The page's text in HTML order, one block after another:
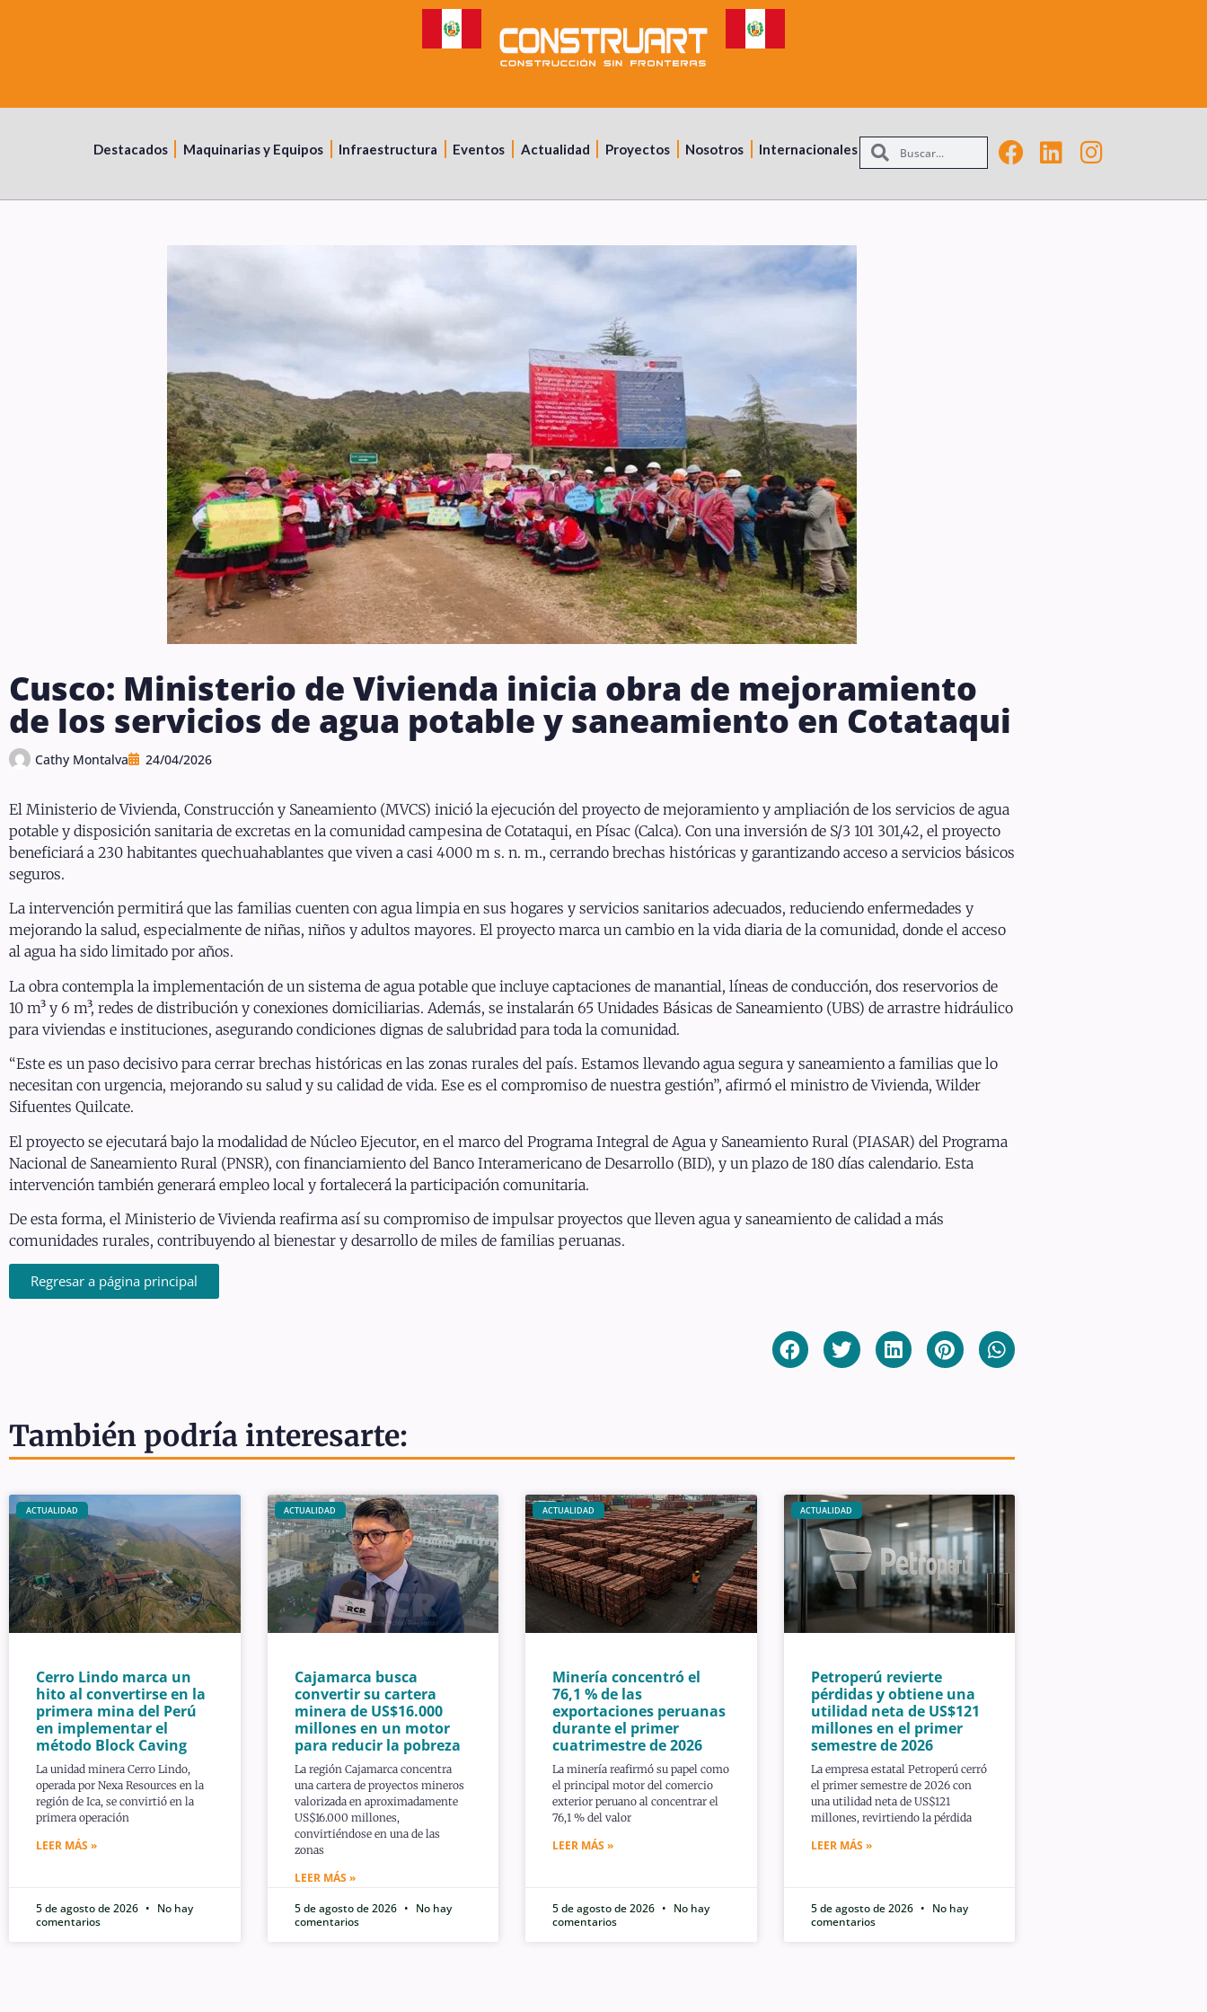
Destacados Maquinarias y Equipos Infraestructura Eventos Actualidad Proyectos Nosotros Internacionales
Cusco: Ministerio de Vivienda inicia obra de mejoramiento
de los servicios de agua potable y saneamiento en Cotataqui
Cathy Montalva 24/04/2026
El Ministerio de Vivienda, Construcción y Saneamiento (MVCS) inició la ejecución del proyecto de mejoramiento y ampliación de los servicios de agua
potable y disposición sanitaria de excretas en la comunidad campesina de Cotataqui, en Písac (Calca). Con una inversión de S/3 101 301,42, el proyecto
beneficiará a 230 habitantes quechuahablantes que viven a casi 4000 m s. n. m., cerrando brechas históricas y garantizando acceso a servicios básicos
seguros.
La intervención permitirá que las familias cuenten con agua limpia en sus hogares y servicios sanitarios adecuados, reduciendo enfermedades y
mejorando la salud, especialmente de niñas, niños y adultos mayores. El proyecto marca un cambio en la vida diaria de la comunidad, donde el acceso
al agua ha sido limitado por años.
La obra contempla la implementación de un sistema de agua potable que incluye captaciones de manantial, líneas de conducción, dos reservorios de
10 m³ y 6 m³, redes de distribución y conexiones domiciliarias. Además, se instalarán 65 Unidades Básicas de Saneamiento (UBS) de arrastre hidráulico
para viviendas e instituciones, asegurando condiciones dignas de salubridad para toda la comunidad.
“Este es un paso decisivo para cerrar brechas históricas en las zonas rurales del país. Estamos llevando agua segura y saneamiento a familias que lo
necesitan con urgencia, mejorando su salud y su calidad de vida. Ese es el compromiso de nuestra gestión”, afirmó el ministro de Vivienda, Wilder
Sifuentes Quilcate.
El proyecto se ejecutará bajo la modalidad de Núcleo Ejecutor, en el marco del Programa Integral de Agua y Saneamiento Rural (PIASAR) del Programa
Nacional de Saneamiento Rural (PNSR), con financiamiento del Banco Interamericano de Desarrollo (BID), y un plazo de 180 días calendario. Esta
intervención también generará empleo local y fortalecerá la participación comunitaria.
De esta forma, el Ministerio de Vivienda reafirma así su compromiso de impulsar proyectos que lleven agua y saneamiento de calidad a más
comunidades rurales, contribuyendo al bienestar y desarrollo de miles de familias peruanas.
Regresar a página principal
También podría interesarte:
ACTUALIDAD
Cerro Lindo marca un
hito al convertirse en la
primera mina del Perú
en implementar el
método Block Caving
La unidad minera Cerro Lindo,
operada por Nexa Resources en la
región de Ica, se convirtió en la
primera operación
LEER MÁS »
5 de agosto de 2026
No hay
comentarios
ACTUALIDAD
Cajamarca busca
convertir su cartera
minera de US$16.000
millones en un motor
para reducir la pobreza
La región Cajamarca concentra
una cartera de proyectos mineros
valorizada en aproximadamente
US$16.000 millones,
convirtiéndose en una de las
zonas
LEER MÁS »
5 de agosto de 2026
No hay
comentarios
ACTUALIDAD
Minería concentró el
76,1 % de las
exportaciones peruanas
durante el primer
cuatrimestre de 2026
La minería reafirmó su papel como
el principal motor del comercio
exterior peruano al concentrar el
76,1 % del valor
LEER MÁS »
5 de agosto de 2026
No hay
comentarios
ACTUALIDAD
Petroperú revierte
pérdidas y obtiene una
utilidad neta de US$121
millones en el primer
semestre de 2026
La empresa estatal Petroperú cerró
el primer semestre de 2026 con
una utilidad neta de US$121
millones, revirtiendo la pérdida
LEER MÁS »
5 de agosto de 2026
No hay
comentarios